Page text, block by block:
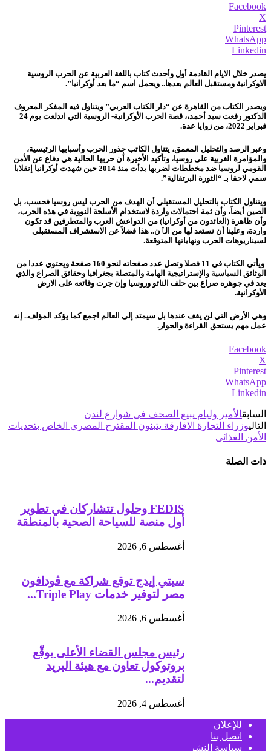
Facebook
X
Pinterest
WhatsApp
Linkedin
يصدر خلال الايام القادمة أول وأحدث كتاب باللغة العربية عن الحرب الروسية
الاوكرانية ومستقبل العالم بعدها.. ويحمل اسم “ما بعد أوكرانيا”.
ويصدر الكتاب من القاهرة عن “دار الكتاب العربي” ويتناول فيه المفكر المعروف
الدكتور رفعت سيد أحمد،، قصة الحرب الأوكرانية- الروسية التي اندلعت يوم 24
فبراير 2022، من زوايا عدة.
وعبر الرصد والتحليل المعمق، يتناول الكاتب جذور الحرب وأسبابها الرئيسية،
والمؤامرة الغربية على روسيا، وتأكيد الأخيرة أن حربها الحالية هي دفاع عن الأمن
القومي لروسيا ضد مخططات لضربها بدأت منذ 2014 حين شهدت أوكرانيا إنقلابا
سمي لاحقا بـ “الثورة البرتقالية”.
ويتناول الكتاب بالتحليل المستقبلي أن الهدف من الحرب ليس روسيا فحسب، بل
الصين أيضاً، وأن ثمة احتمالات واردة لاستخدام الأسلحة النووية في هذه الحرب،
وأن ظاهرة (العائدون من أوكرانيا) من الدواعش العرب والمتطرفين قد تكون
واردة، وعلينا أن نستعد لها من الٱن.. هذا فضلاً عن الاستشراف المستقبلي
لسيناريوهات الحرب ونهاياتها المتوقعة.
ويأتي الكتاب في 11 فصلا وتصل عدد صفحاته لنحو 160 صفحة ويحتوي عددا من
الوثائق السياسية والإستراتيجية الهامة والمتصلة بجغرافيا وحقائق الصراع والذي
يعد في جوهره صراع بين حلف الناتو وروسيا وإن جرت وقائعه على الارض
الأوكرانية.
وهي الأرض التي لن يقف عندها بل سيمتد إلى العالم اجمع كما يؤكد المؤلف.. إنه
عمل مهم يستحق القراءة والحوار.
Facebook
X
Pinterest
WhatsApp
Linkedin
السابقالأمير وليام يبيع الصحف فى شوارع لندن
التاليوزراء التجارة الافارقة يتبنون المقترح المصرى الخاص بتحديات
الأمن الغذائى
ذات الصلة
FEDIS وحلول تتشاركان في تطوير
أول منصة للسياحة الصحية بالمنطقة
أغسطس 6, 2026
سيتي إيدج توقع شراكة مع ڤودافون
مصر لتوفير خدمات Triple Play...
أغسطس 6, 2026
رئيس مجلس القضاء الأعلى يوقّع
بروتوكول تعاون مع هيئة البريد
لتقديم...
أغسطس 4, 2026
للإعلان
اتصل بنا
سياسة النشر